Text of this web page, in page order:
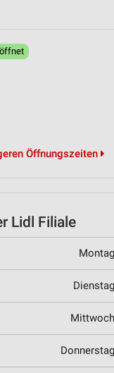
Öffnungszeiten
Lidl Filiale
Montag
Dienstag
Mittwoch
Donnerstag